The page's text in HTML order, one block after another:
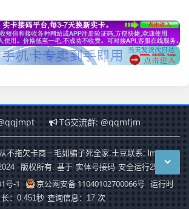
TG交流群: @qqmfjm
不拖欠卡商一毛如骗子死全家.土豆联系: lmjmpt
版权所有. 基于 实体号接码 安全运行2559
号-1 京公网安备 11040102700066号
运行时
长：0.451秒 查询信息：17 次